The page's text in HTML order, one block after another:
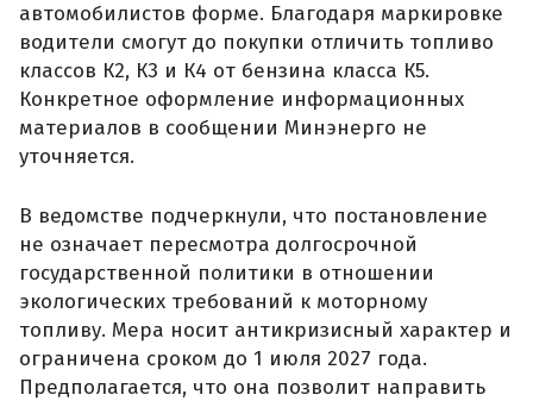
автомобилистов форме. Благодаря маркировке
водители смогут до покупки отличить топливо
классов К2, К3 и К4 от бензина класса К5.
Конкретное оформление информационных
материалов в сообщении Минэнерго не
уточняется.
В ведомстве подчеркнули, что постановление
не означает пересмотра долгосрочной
государственной политики в отношении
экологических требований к моторному
топливу. Мера носит антикризисный характер и
ограничена сроком до 1 июля 2027 года.
Предполагается, что она позволит направить